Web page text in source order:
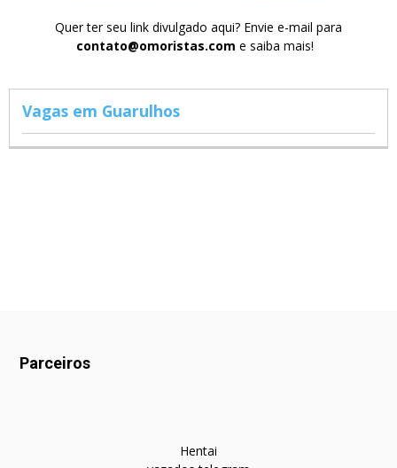
Quer ter seu link divulgado aqui? Envie e-mail para
contato@omoristas.com e saiba mais!
Vagas em Guarulhos
Parceiros
Hentai